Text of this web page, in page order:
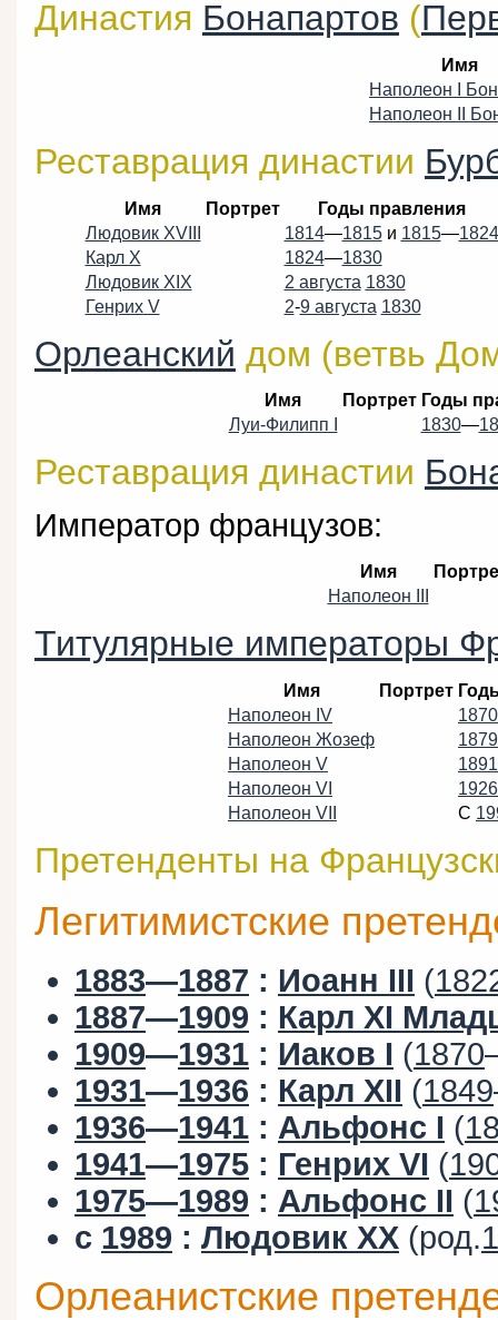
Династия Бонапартов (
Имя
Наполеон I
Наполеон II
Реставрация династии
Имя Портрет
Годы правления
Людовик XVIII
1814—1815и 1815—1824
Карл X
1824—1830
Людовик XIX
2 августа 1830
Генрих V
2-9 августа 1830
Орлеанский дом (ветвь
Имя Портрет Годы
Луи-Филипп I
1830—
Реставрация династии
Император французов:
Имя
Наполеон III
Титулярные императоры
Имя Портрет
Наполеон IV
1870
Наполеон Жозеф
1879
Наполеон V
1891
Наполеон VI
1926
Наполеон VII
C
Претенденты на
Легитимистские
1883—1887 : Иоанн III (
1887—1909 : Карл XI
1909—1931 : Иаков I (1870
1931—1936 : Карл XII (1849
1936—1941 : Альфонс I (
1941—1975 : Генрих VI (
1975—1989 : Альфонс II (
с 1989 : Людовик XX (род.
Орлеанистские